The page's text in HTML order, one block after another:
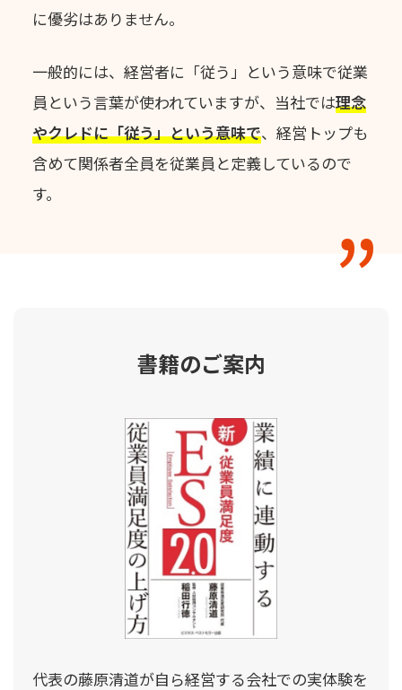
に優劣はありません。
一般的には、経営者に「従う」という意味で従業
員という言葉が使われていますが、 当社では理念
やクレドに「従う」という意味で、 経営トップも
含めて関係者全員を従業員と定義しているので
す。
書籍のご案内
代表の藤原清道が自ら経営する会社での実体験を